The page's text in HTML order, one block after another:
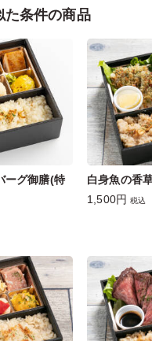
た条件の商品
ーグ御膳(特
白身魚の香
1,500円 税込